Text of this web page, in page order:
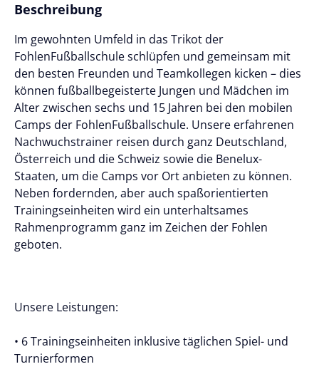
Beschreibung
Im gewohnten Umfeld in das Trikot der
FohlenFußballschule schlüpfen und gemeinsam mit
den besten Freunden und Teamkollegen kicken – dies
können fußballbegeisterte Jungen und Mädchen im
Alter zwischen sechs und 15 Jahren bei den mobilen
Camps der FohlenFußballschule. Unsere erfahrenen
Nachwuchstrainer reisen durch ganz Deutschland,
Österreich und die Schweiz sowie die Benelux-
Staaten, um die Camps vor Ort anbieten zu können.
Neben fordernden, aber auch spaßorientierten
Trainingseinheiten wird ein unterhaltsames
Rahmenprogramm ganz im Zeichen der Fohlen
geboten.
Unsere Leistungen:
• 6 Trainingseinheiten inklusive täglichen Spiel- und
Turnierformen